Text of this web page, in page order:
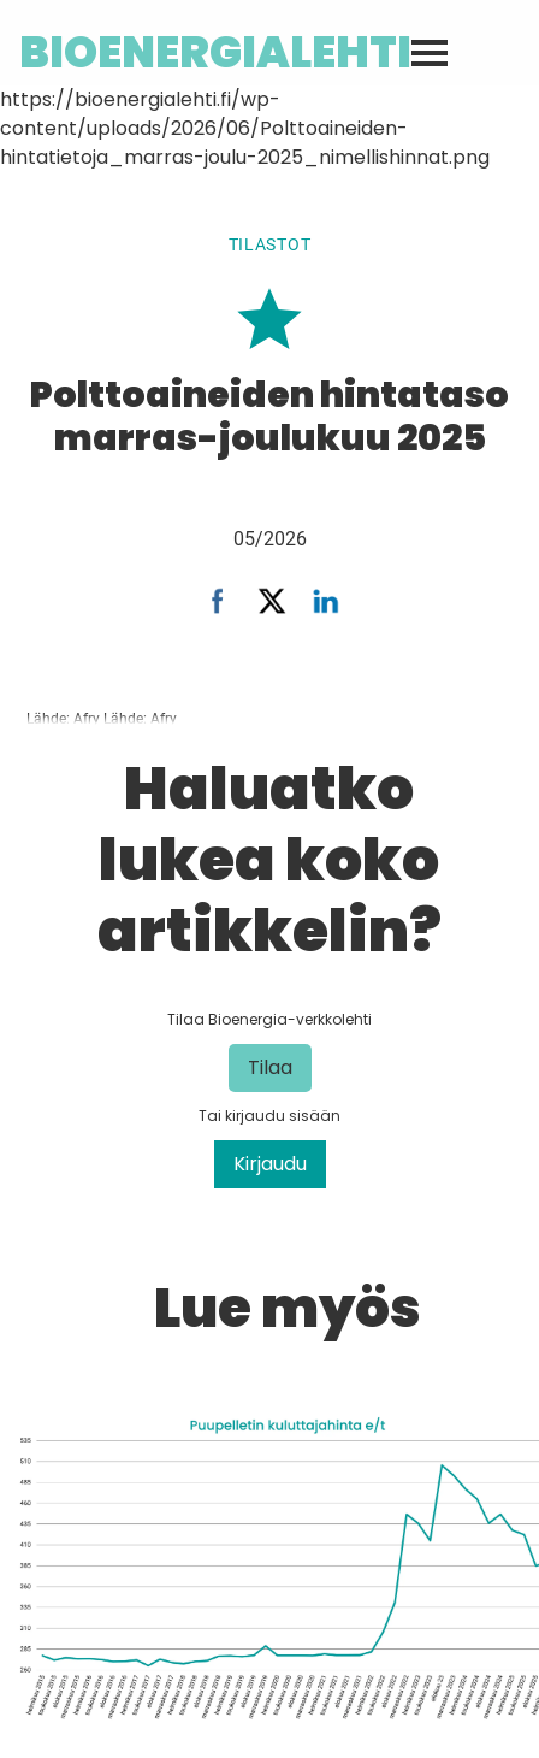
BIOENERGIALEHTI
https://bioenergialehti.fi/wp-
content/uploads/2026/06/Polttoaineiden-
hintatietoja_marras-joulu-2025_nimellishinnat.png
TILASTOT
Polttoaineiden hintataso
marras-joulukuu 2025
05/2026
Lähde: Afry Lähde: Afry
Haluatko
lukea koko
artikkelin?
Tilaa Bioenergia-verkkolehti
Tilaa
Tai kirjaudu sisään
Kirjaudu
Lue myös